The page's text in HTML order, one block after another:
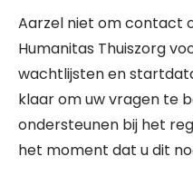
Aarzel niet om contact
Humanitas Thuiszorg
wachtlijsten en
klaar om uw vragen te
ondersteunen bij het
het moment dat u dit